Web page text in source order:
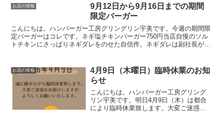
お店の情報
9月12日から9月16日までの期間
限定バーガー
こんにちは。ハンバーガー工房グリングリン宇美です。今週の期間限
定バーガーはコレです。ネギ塩チキンバーガー750円当店自慢のソル
トチキンにさっぱりネギダレをのせた自信作。ネギダレは副社長が試
お店の情報
4月9日（木曜日）臨時休業のお知
らせ
こんにちは。ハンバーガー工房グリング
リン宇美です。明日4月9日（木）は都合
により臨時休業致します。大変ご迷惑を